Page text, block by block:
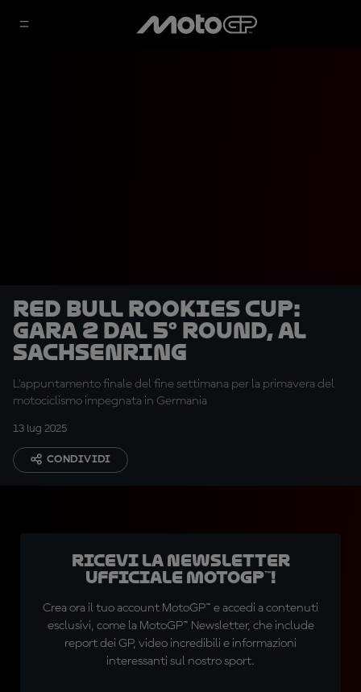
Red Bull Rookies Cup:
Gara 2 dal 5° round, al
Sachsenring
L'appuntamento finale del fine settimana per la primavera del
motociclismo impegnata in Germania
13 lug 2025
CONDIVIDI
Ricevi la newsletter
ufficiale MotoGP™!
Crea ora il tuo account MotoGP™ e accedi a contenuti
esclusivi, come la MotoGP™ Newsletter, che include
report dei GP, video incredibili e informazioni
interessanti sul nostro sport.